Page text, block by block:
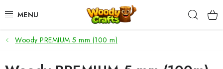
Inhalt
HÄKELN
Woody PREMIUM 5 mm (100 m)